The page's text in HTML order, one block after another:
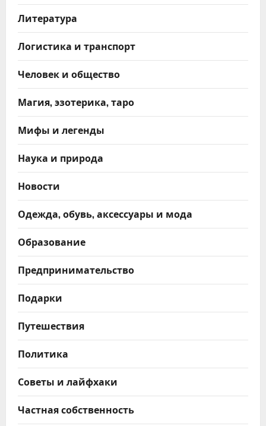
Литература
Логистика и транспорт
Человек и общество
Магия, эзотерика, таро
Мифы и легенды
Наука и природа
Новости
Одежда, обувь, аксессуары и мода
Образование
Предпринимательство
Подарки
Путешествия
Политика
Советы и лайфхаки
Частная собственность